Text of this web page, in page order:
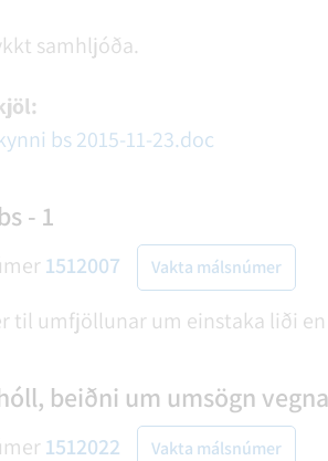
samhljóða.
bs 2015-11-23.doc
- 1
1512007 Vakta málsnúmer
til umfjöllunar um einstaka liði
beiðni um umsögn
1512022 Vakta málsnúmer